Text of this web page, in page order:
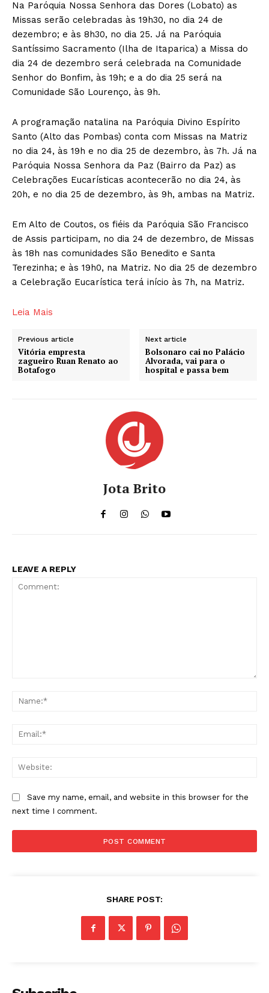
Na Paróquia Nossa Senhora das Dores (Lobato) as
Missas serão celebradas às 19h30, no dia 24 de
dezembro; e às 8h30, no dia 25. Já na Paróquia
Santíssimo Sacramento (Ilha de Itaparica) a Missa do
dia 24 de dezembro será celebrada na Comunidade
Senhor do Bonfim, às 19h; e a do dia 25 será na
Comunidade São Lourenço, às 9h.
A programação natalina na Paróquia Divino Espírito
Santo (Alto das Pombas) conta com Missas na Matriz
no dia 24, às 19h e no dia 25 de dezembro, às 7h. Já na
Paróquia Nossa Senhora da Paz (Bairro da Paz) as
Celebrações Eucarísticas acontecerão no dia 24, às
20h, e no dia 25 de dezembro, às 9h, ambas na Matriz.
Em Alto de Coutos, os fiéis da Paróquia São Francisco
de Assis participam, no dia 24 de dezembro, de Missas
às 18h nas comunidades São Benedito e Santa
Terezinha; e às 19h0, na Matriz. No dia 25 de dezembro
a Celebração Eucarística terá início às 7h, na Matriz.
Leia Mais
Previous article
Vitória empresta
zagueiro Ruan Renato ao
Botafogo
Next article
Bolsonaro cai no Palácio
Alvorada, vai para o
hospital e passa bem
Jota Brito
LEAVE A REPLY
Save my name, email, and website in this browser for the
next time I comment.
SHARE POST: